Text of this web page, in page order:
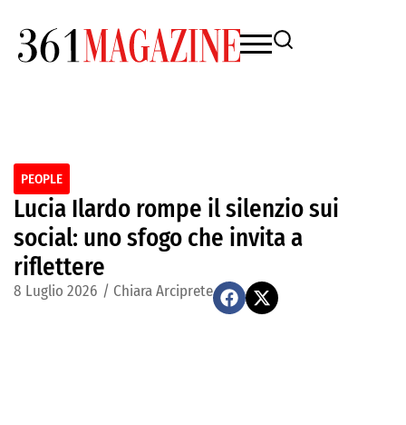
PEOPLE
Lucia Ilardo rompe il silenzio sui
social: uno sfogo che invita a
riflettere
8 Luglio 2026 / Chiara Arciprete